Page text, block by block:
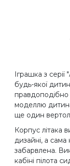
Іграшка з
будь-якої
правдоподібно
моделлю
ще один
Корпус літака
дизайні, а сама
забарвлена.
кабіні пілота